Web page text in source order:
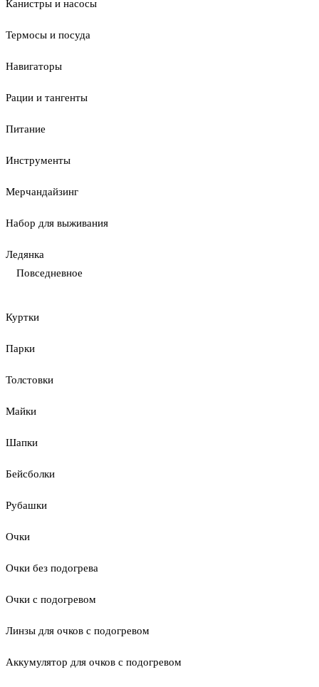
Канистры и насосы
Термосы и посуда
Навигаторы
Рации и тангенты
Питание
Инструменты
Мерчандайзинг
Набор для выживания
Ледянка
Повседневное
Куртки
Парки
Толстовки
Майки
Шапки
Бейсболки
Рубашки
Очки
Очки без подогрева
Очки с подогревом
Линзы для очков с подогревом
Аккумулятор для очков с подогревом